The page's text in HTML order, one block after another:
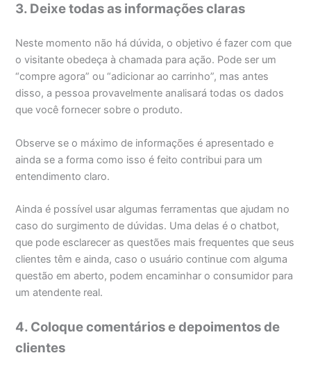
3. Deixe todas as informações claras
Neste momento não há dúvida, o objetivo é fazer com que
o visitante obedeça à chamada para ação. Pode ser um
“compre agora” ou “adicionar ao carrinho”, mas antes
disso, a pessoa provavelmente analisará todas os dados
que você fornecer sobre o produto.
Observe se o máximo de informações é apresentado e
ainda se a forma como isso é feito contribui para um
entendimento claro.
Ainda é possível usar algumas ferramentas que ajudam no
caso do surgimento de dúvidas. Uma delas é o chatbot,
que pode esclarecer as questões mais frequentes que seus
clientes têm e ainda, caso o usuário continue com alguma
questão em aberto, podem encaminhar o consumidor para
um atendente real.
4. Coloque comentários e depoimentos de
clientes